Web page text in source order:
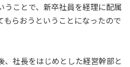
うことで、新卒社員を経理に配属
もらおうということになったので
、社長をはじめとした経営幹部と